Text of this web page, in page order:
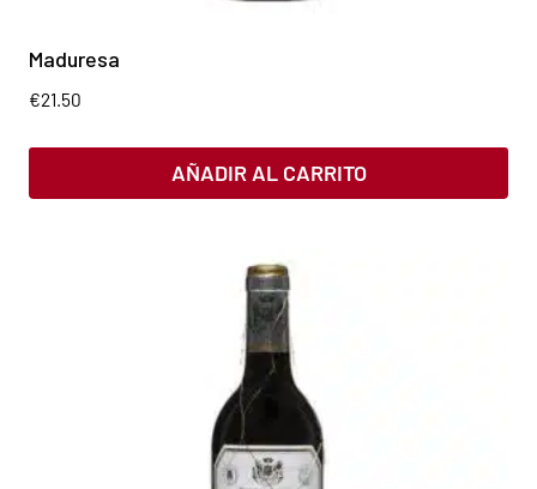
Maduresa
€21.50
AÑADIR AL CARRITO